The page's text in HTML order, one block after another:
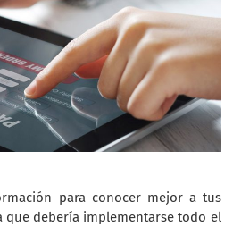
para conocer mejor a tus
que debería implementarse todo el